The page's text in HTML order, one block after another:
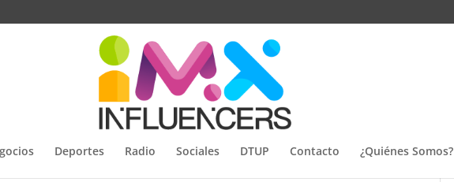
Deportes Radio Sociales DTUP Contacto ¿Quiénes Somos?